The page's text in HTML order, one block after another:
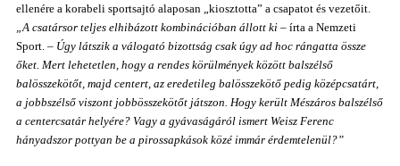
ellenére a korabeli sportsajtó alaposan „kiosztotta” a csapatot és vezetőit.
„A csatársor teljes elhibázott kombinációban állott ki – írta a Nemzeti
Sport. – Úgy látszik a válogató bizottság csak úgy ad hoc rángatta össze
őket. Mert lehetetlen, hogy a rendes körülmények között balszélső
balösszekötőt, majd centert, az eredetileg balösszekötő pedig középcsatárt,
a jobbszélső viszont jobbösszekötőt játszon. Hogy került Mészáros balszélső
a centercsatár helyére? Vagy a gyávaságáról ismert Weisz Ferenc
hányadszor pottyan be a pirossapkások közé immár érdemtelenül?”